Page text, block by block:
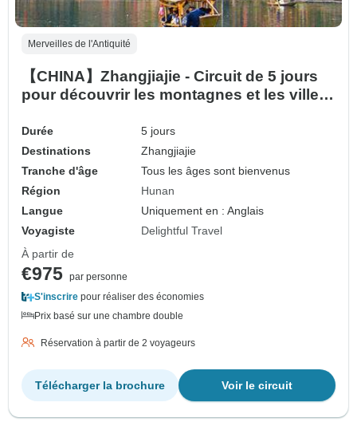
Merveilles de l'Antiquité
【CHINA】Zhangjiajie - Circuit de 5 jours
pour découvrir les montagnes et les villes
Durée
5 jours
Destinations
Zhangjiajie
Tranche d'âge
Tous les âges sont bienvenus
Région
Hunan
Langue
Uniquement en : Anglais
Voyagiste
Delightful Travel
À partir de
€975 par personne
S'inscrire pour réaliser des économies
Prix basé sur une chambre double
Réservation à partir de 2 voyageurs
Voir le circuit
Télécharger la brochure